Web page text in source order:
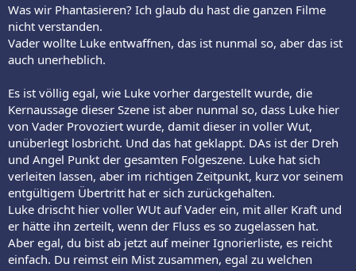
Was wir Phantasieren? Ich glaub du hast die ganzen Filme
nicht verstanden.
Vader wollte Luke entwaffnen, das ist nunmal so, aber das ist
auch unerheblich.
Es ist völlig egal, wie Luke vorher dargestellt wurde, die
Kernaussage dieser Szene ist aber nunmal so, dass Luke hier
von Vader Provoziert wurde, damit dieser in voller Wut,
unüberlegt losbricht. Und das hat geklappt. DAs ist der Dreh
und Angel Punkt der gesamten Folgeszene. Luke hat sich
verleiten lassen, aber im richtigen Zeitpunkt, kurz vor seinem
entgültigem Übertritt hat er sich zurückgehalten.
Luke drischt hier voller WUt auf Vader ein, mit aller Kraft und
er hätte ihn zerteilt, wenn der Fluss es so zugelassen hat.
Aber egal, du bist ab jetzt auf meiner Ignorierliste, es reicht
einfach. Du reimst ein Mist zusammen, egal zu welchen